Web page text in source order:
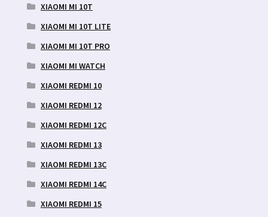
XIAOMI MI 10T
XIAOMI MI 10T LITE
XIAOMI MI 10T PRO
XIAOMI MI WATCH
XIAOMI REDMI 10
XIAOMI REDMI 12
XIAOMI REDMI 12C
XIAOMI REDMI 13
XIAOMI REDMI 13C
XIAOMI REDMI 14C
XIAOMI REDMI 15